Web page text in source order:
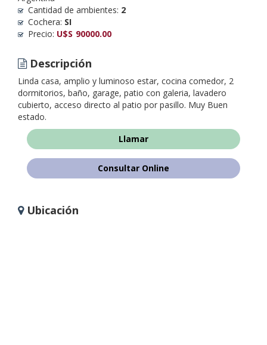
Cantidad de ambientes: 2
Cochera: SI
Precio: U$S 90000.00
Descripción
Linda casa, amplio y luminoso estar, cocina comedor, 2
dormitorios, baño, garage, patio con galeria, lavadero
cubierto, acceso directo al patio por pasillo. Muy Buen
estado.
Llamar
Consultar Online
Ubicación